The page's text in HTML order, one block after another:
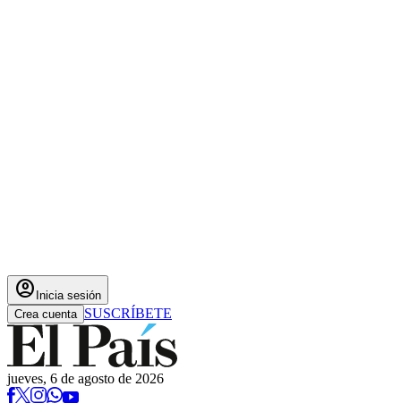
account_circle Inicia sesión
Crea cuenta SUSCRÍBETE
jueves, 6 de agosto de 2026